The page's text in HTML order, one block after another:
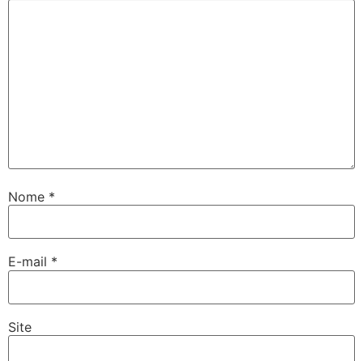
Nome *
E-mail *
Site